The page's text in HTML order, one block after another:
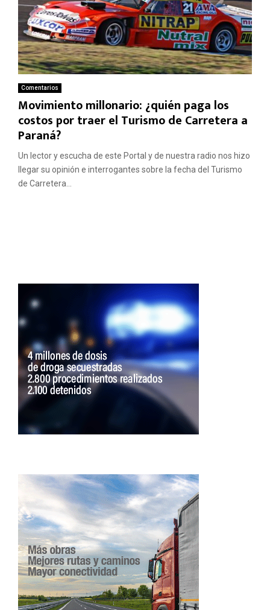
Comentarios
Movimiento millonario: ¿quién paga los
costos por traer el Turismo de Carretera a
Paraná?
Un lector y escucha de este Portal y de nuestra radio nos hizo
llegar su opinión e interrogantes sobre la fecha del Turismo
de Carretera...